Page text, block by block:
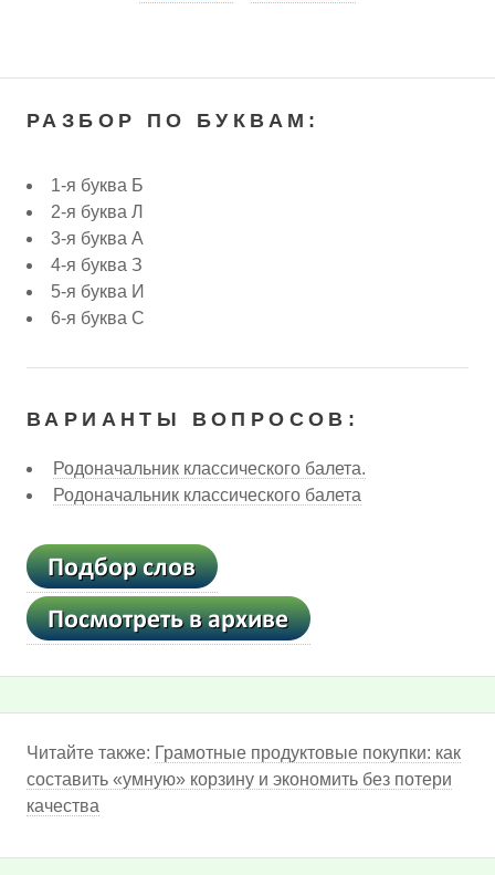
РАЗБОР ПО БУКВАМ:
1-я буква Б
2-я буква Л
3-я буква А
4-я буква З
5-я буква И
6-я буква С
ВАРИАНТЫ ВОПРОСОВ:
Родоначальник классического балета.
Родоначальник классического балета
Читайте также: Грамотные продуктовые покупки: как
составить «умную» корзину и экономить без потери
качества